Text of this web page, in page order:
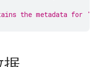
the metadata for